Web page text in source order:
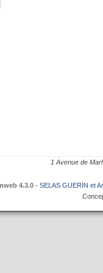
1 Avenue de
4.3.0 - SELAS GUERIN et